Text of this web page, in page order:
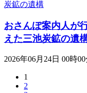
おさんぽ案内人が
えた三池炭鉱の遺
2026年06月24日 00時00
1
2